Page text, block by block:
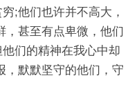
;他们也许并不高大，
，甚至有点卑微，他们
们的精神在我心中却
，默默坚守的他们，守